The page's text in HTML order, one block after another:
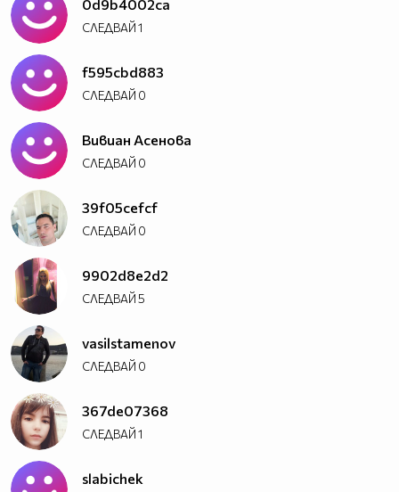
0d9b4002ca
СЛЕДВАЙ1
f595cbd883
СЛЕДВАЙ 0
Вивиан Асенова
СЛЕДВАЙ 0
39f05cefcf
СЛЕДВАЙ 0
9902d8e2d2
СЛЕДВАЙ5
vasilstamenov
СЛЕДВАЙ 0
367de07368
СЛЕДВАЙ1
slabichek